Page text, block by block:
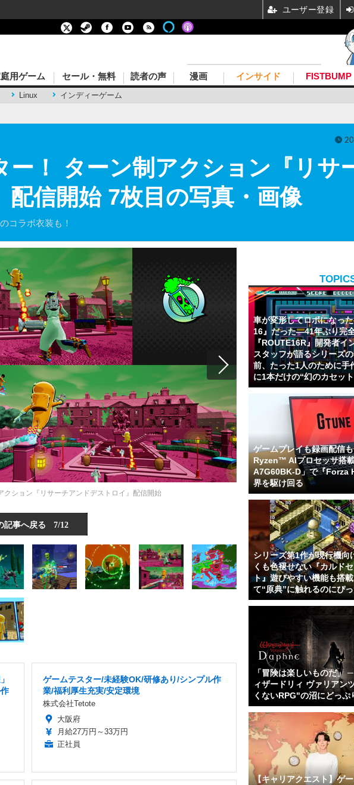
Linux インディーゲーム
用ゲーム セール・無料 読者の声 漫画 インサイド FISTBUMP
ー！ ターン制アクション『リサ
配信開始 7枚目の写真・画像
コラボ衣装も！
クション『リサーチアンドデストロイ』配信開始
記事へ戻る 7/12
ゲームテスター/未経験OK/研修あり/シンプル作
業/福利厚生充実/安定環境
株式会社Tetote
大阪府
月給27万円～33万円
正社員
車が変形してロボになっ
16』だった―41年ぶり完
『ROUTE16R』開発者イ
スタッフが語るシリーズ
前、たった1人のために手
に1本だけの“幻のカセッ
ゲームプレイも録画配信
Ryzen™ AIプロセッサ搭
A7G60BK-D」で『Forza
界を駆け回る
シリーズ第1作が現行機向
くも色褪せない『カルド
ト』遊びやすい機能も搭
て“原典”に触れるのにぴ
「冒険は楽しいものだ」
ィザードリィ ヴァリアン
くないRPG"の沼にどっぷ
【キャリアクエスト】ゲ
ユーザー登録